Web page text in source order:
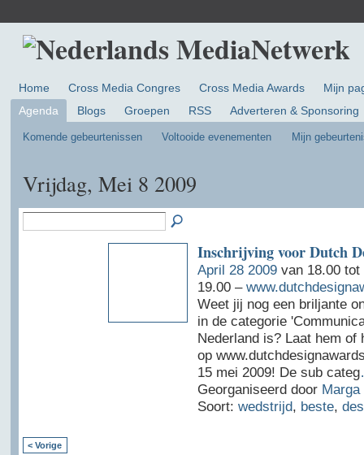
Home Cross Media Congres Cross Media Awards
Mijn
Agenda
Blogs Groepen RSS Adverteren & Sponsoring
Komende gebeurtenissen Voltooide evenementen Mijn
Vrijdag, Mei 8 2009
Inschrijving voor Dutch
April 28 2009van 18.00 tot
19.00 –
Weet jij nog een briljante
in de categorie
Nederland is? Laat hem of
op
15 mei 2009! De sub categ
Georganiseerd door
Soort: wedstrijd, beste,
< Vorige